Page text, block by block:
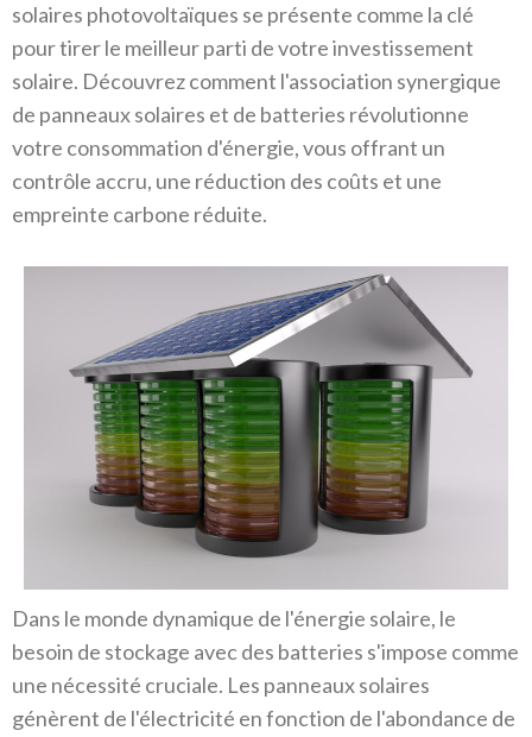
solaires photovoltaïques se présente comme la clé
pour tirer le meilleur parti de votre investissement
solaire. Découvrez comment l'association synergique
de panneaux solaires et de batteries révolutionne
votre consommation d'énergie, vous offrant un
contrôle accru, une réduction des coûts et une
empreinte carbone réduite.
Dans le monde dynamique de l'énergie solaire, le
besoin de stockage avec des batteries s'impose comme
une nécessité cruciale. Les panneaux solaires
génèrent de l'électricité en fonction de l'abondance de